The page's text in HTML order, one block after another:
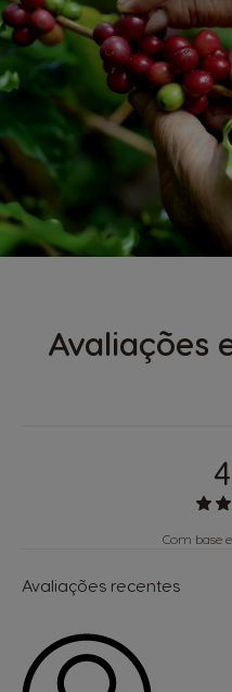
Avaliações
Com base
Avaliações recentes